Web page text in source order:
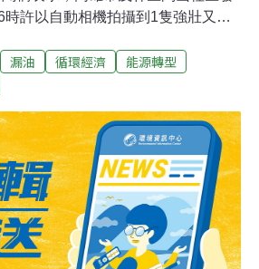
時許以自動相機拍攝到1隻強壯又健
今年高雄地區第一個拍攝到黑熊的
保護台灣黑熊，副分署長朱木生13
將持續創新應用技術台水上午在加
國際水協會（IWA）世界水大會暨
頒「專案創新獎」（Project
），該獎項是 IWA 表彰國際水務
新技術方面的卓越表現，李嘉榮親
倫多受獎。
漏油 循環經濟
能源轉型